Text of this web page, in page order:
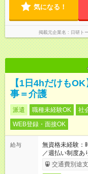
気になる！
掲載元企業名 日研ト
【1日4hだけも
事＝介護
派遣 職種未経験OK 社
WEB登録・面接OK
給与
無資格未経験
／週払い制度あ
了次第のお支払
交通費別途